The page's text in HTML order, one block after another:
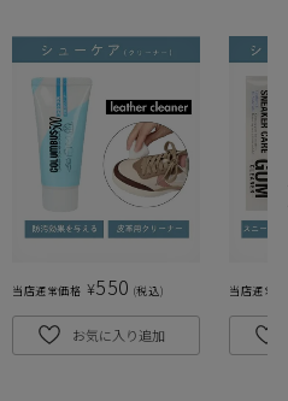
当店通常価格 ¥550 税込
お気に入り追加
当店通常価